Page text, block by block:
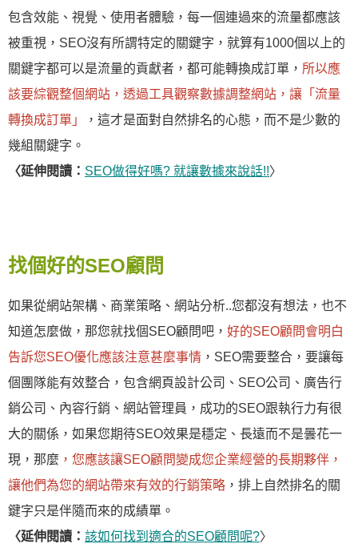
包含效能、視覺、使用者體驗，每一個連過來的流量都應該
被重視，SEO沒有所謂特定的關鍵字，就算有1000個以上的
關鍵字都可以是流量的貢獻者，都可能轉換成訂單， 所以應
該要綜觀整個網站，透過工具觀察數據調整網站，讓「流量
轉換成訂單」
，這才是面對自然排名的心態，而不是少數的
幾組關鍵字。
〈延伸閱讀： SEO做得好嗎? 就讓數據來說話!!〉
找個好的SEO顧問
如果從網站架構、商業策略、網站分析..您都沒有想法，也不
知道怎麼做，那您就找個SEO顧問吧， 好的SEO顧問會明白
告訴您SEO優化應該注意甚麼事情 ，SEO需要整合，要讓每
個團隊能有效整合，包含網頁設計公司、SEO公司、廣告行
銷公司、內容行銷、網站管理員，成功的SEO跟執行力有很
大的關係，如果您期待SEO效果是穩定、長遠而不是曇花一
現，那麼 ，您應該讓SEO顧問變成您企業經營的長期夥伴，
讓他們為您的網站帶來有效的行銷策略 ，排上自然排名的關
鍵字只是伴隨而來的成績單。
〈延伸閱讀： 該如何找到適合的SEO顧問呢?〉